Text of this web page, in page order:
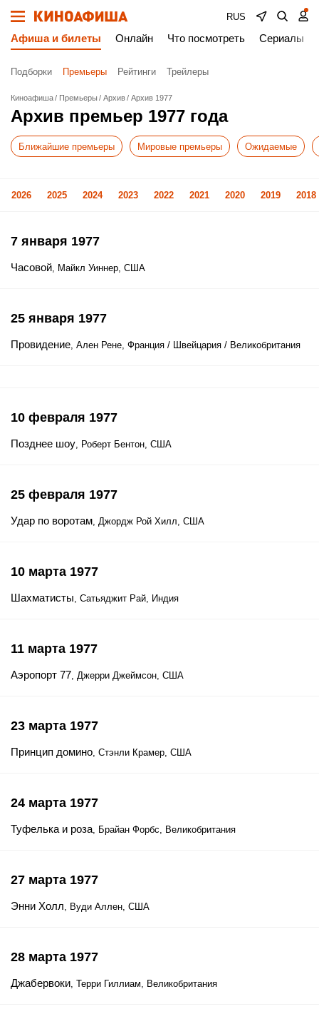
RUS
Афиша и билеты Онлайн Что посмотреть Сериалы
Подборки Премьеры Рейтинги Трейлеры
Киноафиша Премьеры Архив Архив 1977
Архив премьер 1977 года
Ближайшие премьеры Мировые премьеры Ожидаемые
2026 2025 2024 2023 2022 2021 2020 2019 2018
7 января 1977
Часовой, Майкл Уиннер, США
25 января 1977
Провидение, Ален Рене, Франция / Швейцария / Великобритания
10 февраля 1977
Позднее шоу, Роберт Бентон, США
25 февраля 1977
Удар по воротам, Джордж Рой Хилл, США
10 марта 1977
Шахматисты, Сатьяджит Рай, Индия
11 марта 1977
Аэропорт 77, Джерри Джеймсон, США
23 марта 1977
Принцип домино, Стэнли Крамер, США
24 марта 1977
Туфелька и роза, Брайан Форбс, Великобритания
27 марта 1977
Энни Холл, Вуди Аллен, США
28 марта 1977
Джабервоки, Терри Гиллиам, Великобритания